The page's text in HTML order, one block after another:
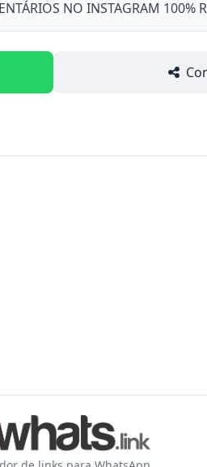
NO INSTAGRAM 100%